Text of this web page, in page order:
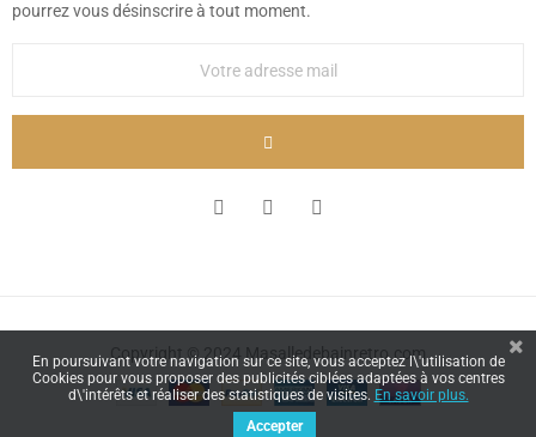
pourrez vous désinscrire à tout moment.
Copyright © 2024 Masalledebainretro.com
En poursuivant votre navigation sur ce site, vous acceptez l\'utilisation de
Cookies pour vous proposer des publicités ciblées adaptées à vos centres
d\'intérêts et réaliser des statistiques de visites. En savoir plus.
Accepter